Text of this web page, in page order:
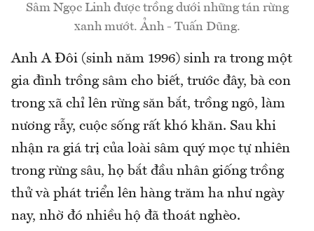
Sâm Ngọc Linh được trồng dưới những tán rừng
xanh mướt. Ảnh - Tuấn Dũng.
Anh A Đôi (sinh năm 1996) sinh ra trong một
gia đình trồng sâm cho biết, trước đây, bà con
trong xã chỉ lên rừng săn bắt, trồng ngô, làm
nương rẫy, cuộc sống rất khó khăn. Sau khi
nhận ra giá trị của loài sâm quý mọc tự nhiên
trong rừng sâu, họ bắt đầu nhân giống trồng
thử và phát triển lên hàng trăm ha như ngày
nay, nhờ đó nhiều hộ đã thoát nghèo.